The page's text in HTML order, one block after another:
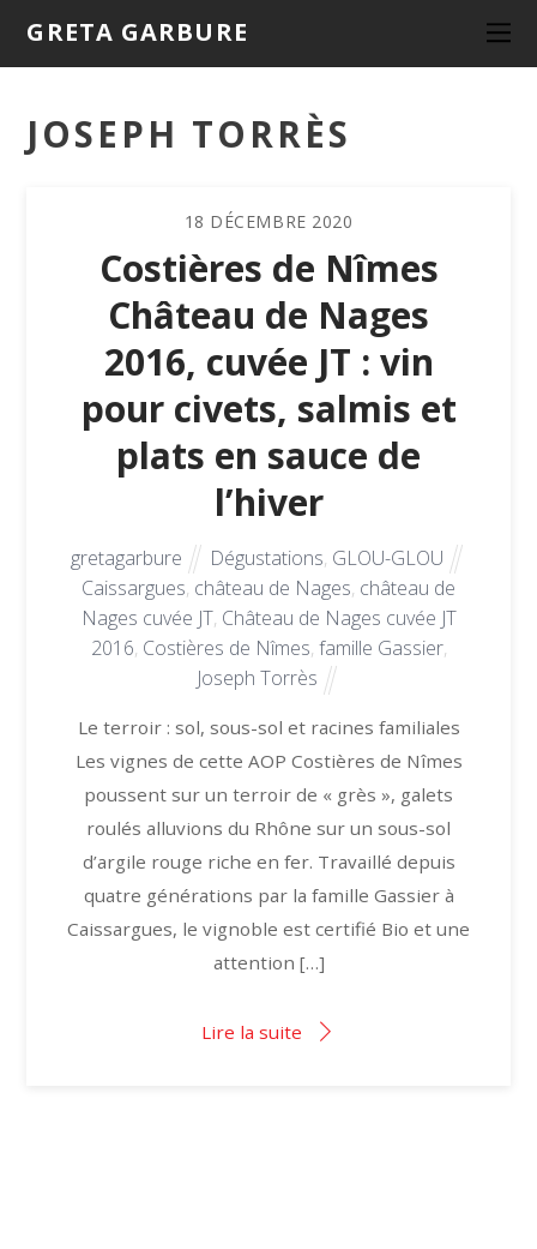
GRETA GARBURE
JOSEPH TORRÈS
18 DÉCEMBRE 2020
Costières de Nîmes
Château de Nages
2016, cuvée JT : vin
pour civets, salmis et
plats en sauce de
l’hiver
gretagarbure Dégustations, GLOU-GLOU
Caissargues, château de Nages, château de
Nages cuvée JT, Château de Nages cuvée JT
2016, Costières de Nîmes, famille Gassier,
Joseph Torrès
Le terroir : sol, sous-sol et racines familiales
Les vignes de cette AOP Costières de Nîmes
poussent sur un terroir de « grès », galets
roulés alluvions du Rhône sur un sous-sol
d’argile rouge riche en fer. Travaillé depuis
quatre générations par la famille Gassier à
Caissargues, le vignoble est certifié Bio et une
attention […]
Lire la suite